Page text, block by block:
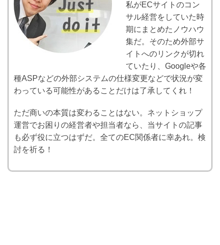
私がECサイトのコン
サル経営をしていた時
期にまとめたノウハウ
集だ。そのため外部サ
イトへのリンクが切れ
ていたり、Googleや各
種ASPなどの外部システムの仕様変更などで状況が変
わっている可能性があることだけは了承してくれ！
ただ商いの本質は変わることはない。ネットショップ
運営でお困りの経営者や担当者なら、当サイトの記事
も必ず役に立つはずだ。全てのEC関係者に幸あれ。検
討を祈る！